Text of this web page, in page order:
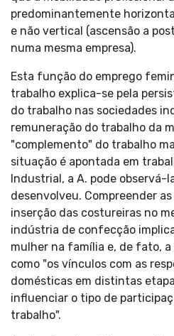
predominantemente
e não vertical (ascensão a
numa mesma empresa).
Esta função do emprego
trabalho explica-se pela
do trabalho nas sociedades
remuneração do trabalho da
"complemento" do trabalho
situação é apontada em
Industrial, a A. pode observá-
desenvolveu. Compreender
inserção das costureiras no
indústria de confecção
mulher na família e, de fato,
como "os vínculos com as
domésticas em distintas
influenciar o tipo de
trabalho".